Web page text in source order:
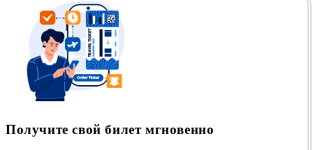
Получите свой билет мгновенно